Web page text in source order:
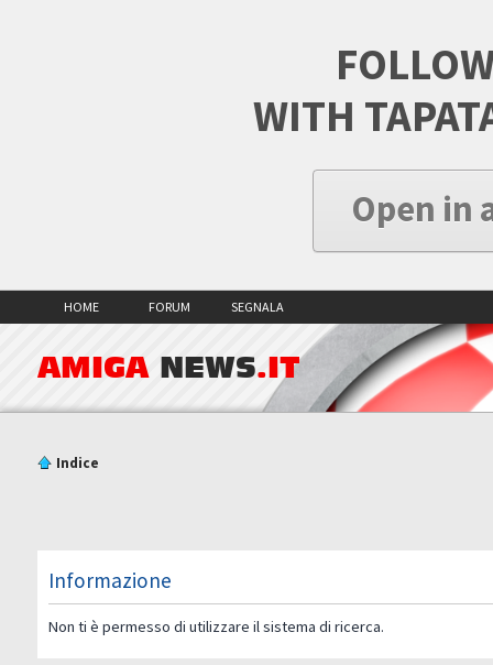
WITH
Open in
HOME FORUM SEGNALA
AMIGA NEWS.IT
Indice
Informazione
Non ti è permesso di utilizzare il sistema di ricerca.